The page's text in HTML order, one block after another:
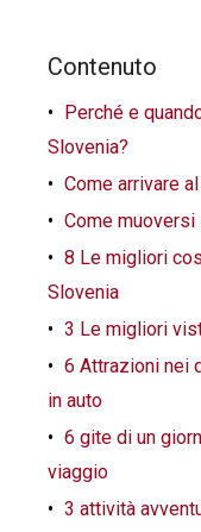
Contenuto
Perché e
Slovenia?
Come arrivare
Come
8 Le migliori
Slovenia
3 Le migliori
6 Attrazioni nei
in auto
6 gite di un
viaggio
3 attività